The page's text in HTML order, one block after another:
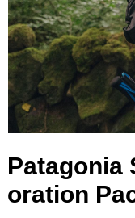
Patagonia
oration